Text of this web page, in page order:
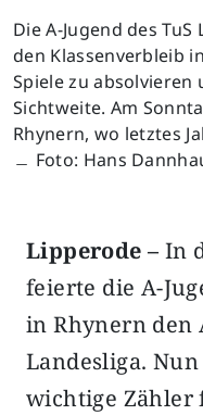
Die A-Jugend des
den Klassenverbleib
Spiele zu
Sichtweite. Am
Rhynern, wo letztes
﹘ Foto: Hans
Lipperode – In
feierte die A-
in Rhynern den
Landesliga.
wichtige Zähler